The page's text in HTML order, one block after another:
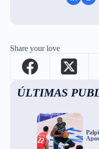
Share your love
ÚLTIMAS